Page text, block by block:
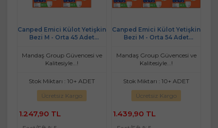
Canped Emici Külot Yetişkin
Bezi M - Orta 45 Adet
Mandaş Group Güvencesi ve
Kalitesiyle...!
Stok Miktarı : 10+ ADET
Ücretsiz Kargo
1.247,90 TL
Canped Emici Külot Yetişkin
Bezi M - Orta 54 Adet
Mandaş Group Güvencesi ve
Kalitesiyle...!
Stok Miktarı : 10+ ADET
Ücretsiz Kargo
1.439,90 TL